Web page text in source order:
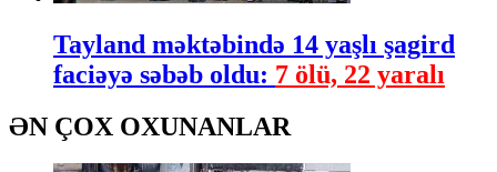
Tayland məktəbində 14 yaşlı şagird
faciəyə səbəb oldu: 7 ölü, 22 yaralı
ƏN ÇOX OXUNANLAR